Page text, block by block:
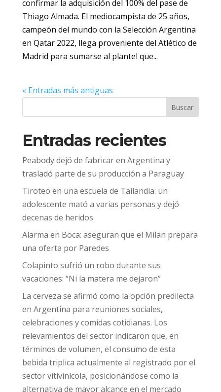
confirmar la adquisición del 100% del pase de
Thiago Almada. El mediocampista de 25 años,
campeón del mundo con la Selección Argentina
en Qatar 2022, llega proveniente del Atlético de
Madrid para sumarse al plantel que...
« Entradas más antiguas
Buscar
Entradas recientes
Peabody dejó de fabricar en Argentina y
trasladó parte de su producción a Paraguay
Tiroteo en una escuela de Tailandia: un
adolescente mató a varias personas y dejó
decenas de heridos
Alarma en Boca: aseguran que el Milan prepara
una oferta por Paredes
Colapinto sufrió un robo durante sus
vacaciones: “Ni la matera me dejaron”
La cerveza se afirmó como la opción predilecta
en Argentina para reuniones sociales,
celebraciones y comidas cotidianas. Los
relevamientos del sector indicaron que, en
términos de volumen, el consumo de esta
bebida triplica actualmente al registrado por el
sector vitivinícola, posicionándose como la
alternativa de mayor alcance en el mercado